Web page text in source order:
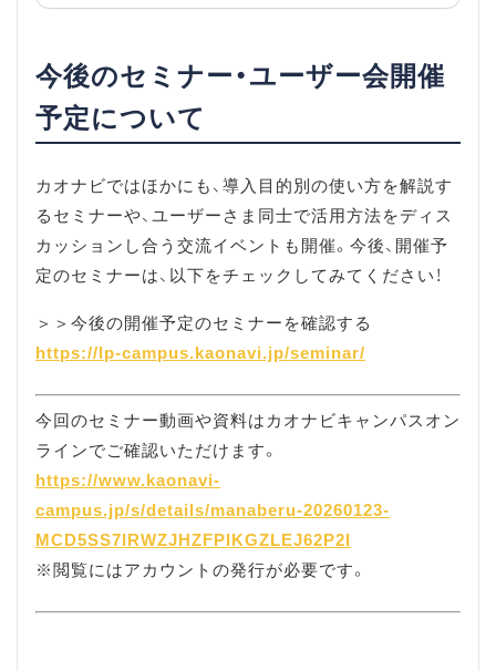
今後のセミナー・ユーザー会開催
予定について
カオナビではほかにも、導入目的別の使い方を解説す
るセミナーや、ユーザーさま同士で活用方法をディス
カッションし合う交流イベントも開催。今後、開催予
定のセミナーは、以下をチェックしてみてください！
＞＞今後の開催予定のセミナーを確認する
https://lp-campus.kaonavi.jp/seminar/
今回のセミナー動画や資料はカオナビキャンパスオン
ラインでご確認いただけます。
https://www.kaonavi-
campus.jp/s/details/manaberu-20260123-
MCD5SS7IRWZJHZFPIKGZLEJ62P2I
※閲覧にはアカウントの発行が必要です。